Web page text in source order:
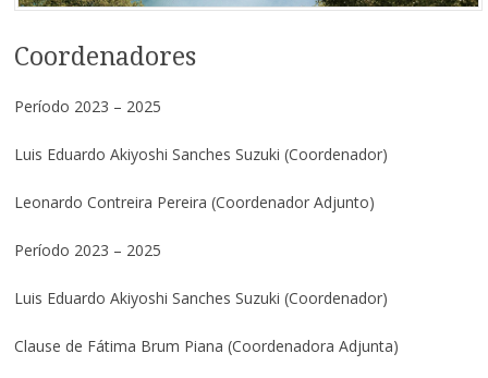
Coordenadores
Período 2023 – 2025
Luis Eduardo Akiyoshi Sanches Suzuki (Coordenador)
Leonardo Contreira Pereira (Coordenador Adjunto)
Período 2023 – 2025
Luis Eduardo Akiyoshi Sanches Suzuki (Coordenador)
Clause de Fátima Brum Piana (Coordenadora Adjunta)